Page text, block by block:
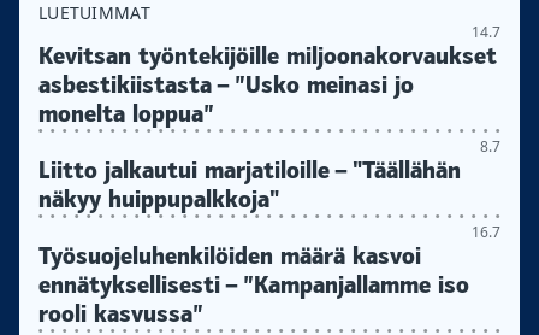
LUETUIMMAT
14.7
Kevitsan työntekijöille miljoonakorvaukset
asbestikiistasta – ”Usko meinasi jo
monelta loppua”
8.7
Liitto jalkautui marjatiloille – "Täällähän
näkyy huippupalkkoja"
16.7
Työsuojeluhenkilöiden määrä kasvoi
ennätyksellisesti – ”Kampanjallamme iso
rooli kasvussa”